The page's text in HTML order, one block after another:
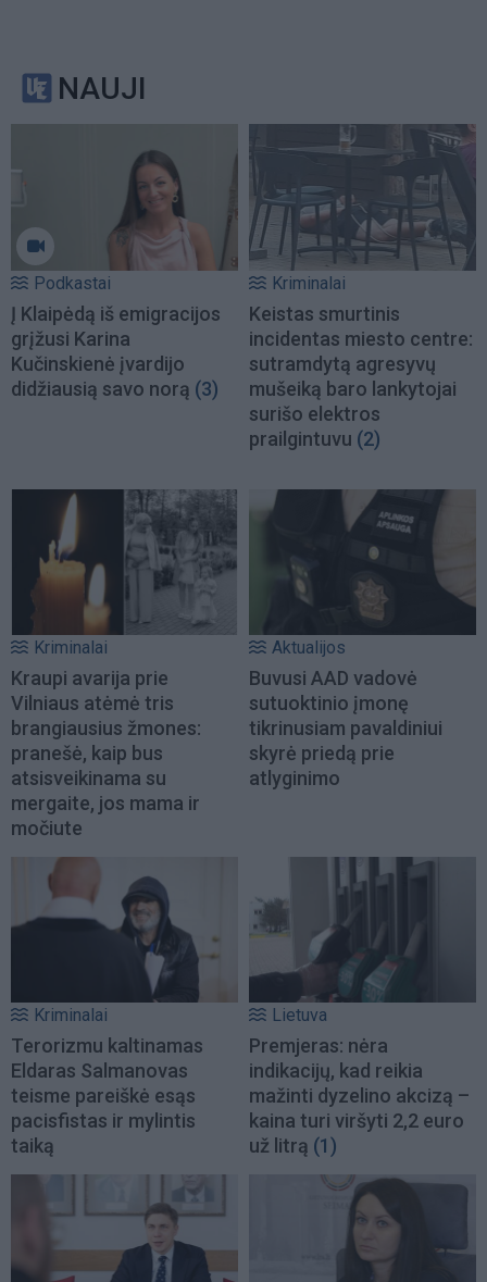
NAUJI
Podkastai
Į Klaipėdą iš emigracijos
grįžusi Karina
Kučinskienė įvardijo
didžiausią savo norą (3)
Kriminalai
Keistas smurtinis
incidentas miesto centre:
sutramdytą agresyvų
mušeiką baro lankytojai
surišo elektros
prailgintuvu (2)
Kriminalai
Kraupi avarija prie
Vilniaus atėmė tris
brangiausius žmones:
pranešė, kaip bus
atsisveikinama su
mergaite, jos mama ir
močiute
Aktualijos
Buvusi AAD vadovė
sutuoktinio įmonę
tikrinusiam pavaldiniui
skyrė priedą prie
atlyginimo
Kriminalai
Terorizmu kaltinamas
Eldaras Salmanovas
teisme pareiškė esąs
pacisfistas ir mylintis
taiką
Lietuva
Premjeras: nėra
indikacijų, kad reikia
mažinti dyzelino akcizą –
kaina turi viršyti 2,2 euro
už litrą (1)